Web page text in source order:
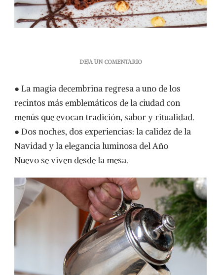
DEJA UN COMENTARIOEN
LOS
MORALES
CELEBRA
LA
NAVIDAD
Y
EL
CENAS
HONRAN
LA
TRADICIÓN,
LA
MEMORIA
Y
EL
ARTE
● La magia decembrina regresa a uno de los
recintos más emblemáticos de la ciudad con
menús que evocan tradición, sabor y ritualidad.
● Dos noches, dos experiencias: la calidez de la
Navidad y la elegancia luminosa del Año
Nuevo se viven desde la mesa.